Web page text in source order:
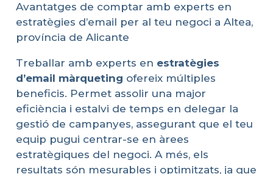
Avantatges de comptar amb experts en
estratègies d’email per al teu negoci a Altea,
província de Alicante
Treballar amb experts en estratègies
d’email màrqueting ofereix múltiples
beneficis. Permet assolir una major
eficiència i estalvi de temps en delegar la
gestió de campanyes, assegurant que el teu
equip pugui centrar-se en àrees
estratègiques del negoci. A més, els
resultats són mesurables i optimitzats, ja que